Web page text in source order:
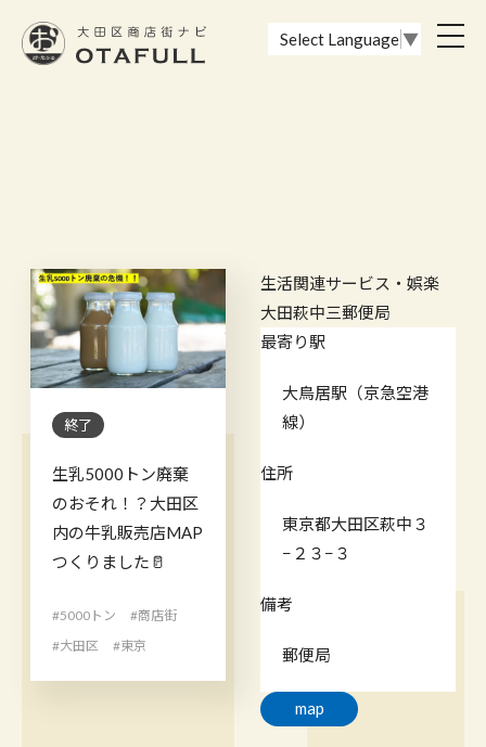
Select Language ▼
終了
生乳5000トン廃棄
のおそれ！？大田区
内の牛乳販売店MAP
つくりました🥛
#5000トン
#商店街
#大田区
#東京
生活関連サービス・娯楽
大田萩中三郵便局
最寄り駅
大鳥居駅（京急空港
線）
住所
東京都大田区萩中３
−２３−３
備考
郵便局
map